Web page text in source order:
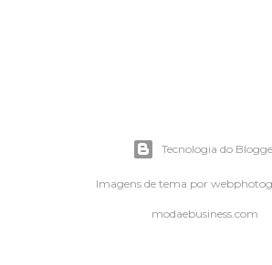
Tecnologia do
Imagens de tema por
modaebusiness.com